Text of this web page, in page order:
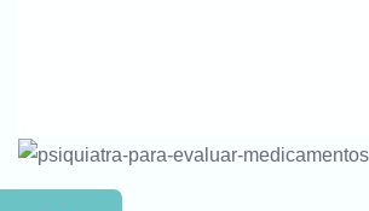
Llámanos Para Más